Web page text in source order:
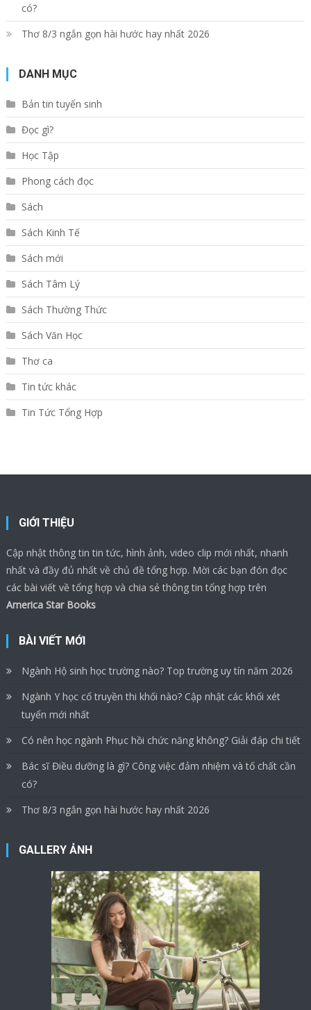
có?
Thơ 8/3 ngắn gọn hài hước hay nhất 2026
DANH MỤC
Bản tin tuyển sinh
Đọc gì?
Học Tập
Phong cách đọc
Sách
Sách Kinh Tế
Sách mới
Sách Tâm Lý
Sách Thường Thức
Sách Văn Học
Thơ ca
Tin tức khác
Tin Tức Tổng Hợp
GIỚI THIỆU
Cập nhật thông tin tin tức, hình ảnh, video clip mới nhất, nhanh
nhất và đầy đủ nhất về chủ đề tổng hợp. Mời các bạn đón đọc
các bài viết về tổng hợp và chia sẻ thông tin tổng hợp trên
America Star Books
BÀI VIẾT MỚI
Ngành Hộ sinh học trường nào? Top trường uy tín năm 2026
Ngành Y học cổ truyền thi khối nào? Cập nhật các khối xét
tuyển mới nhất
Có nên học ngành Phục hồi chức năng không? Giải đáp chi tiết
Bác sĩ Điều dưỡng là gì? Công việc đảm nhiệm và tố chất cần
có?
Thơ 8/3 ngắn gọn hài hước hay nhất 2026
GALLERY ẢNH